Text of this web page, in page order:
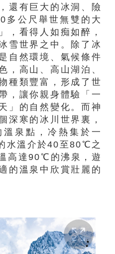
還有巨大的冰洞、險
多公尺舉世無雙的大
，看得人如痴如醉，
雪世界之中。除了冰
自然環境、氣候條件
，高山、高山湖泊、
種類豐富，形成了世
，讓你親身體驗「一
」的自然變化。而神
深寒的冰川世界裏，
泉點，冷熱集於一
水溫介於40至80℃之
高達90℃的沸泉，遊
的溫泉中欣賞壯麗的